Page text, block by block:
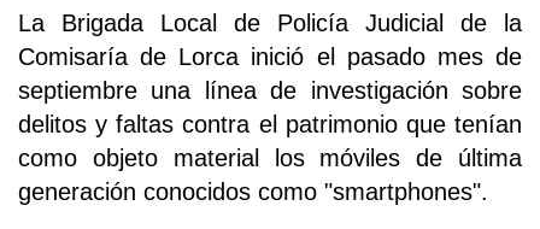
La Brigada Local de Policía Judicial de la
Comisaría de Lorca inició el pasado mes de
septiembre una línea de investigación sobre
delitos y faltas contra el patrimonio que tenían
como objeto material los móviles de última
generación conocidos como "smartphones".